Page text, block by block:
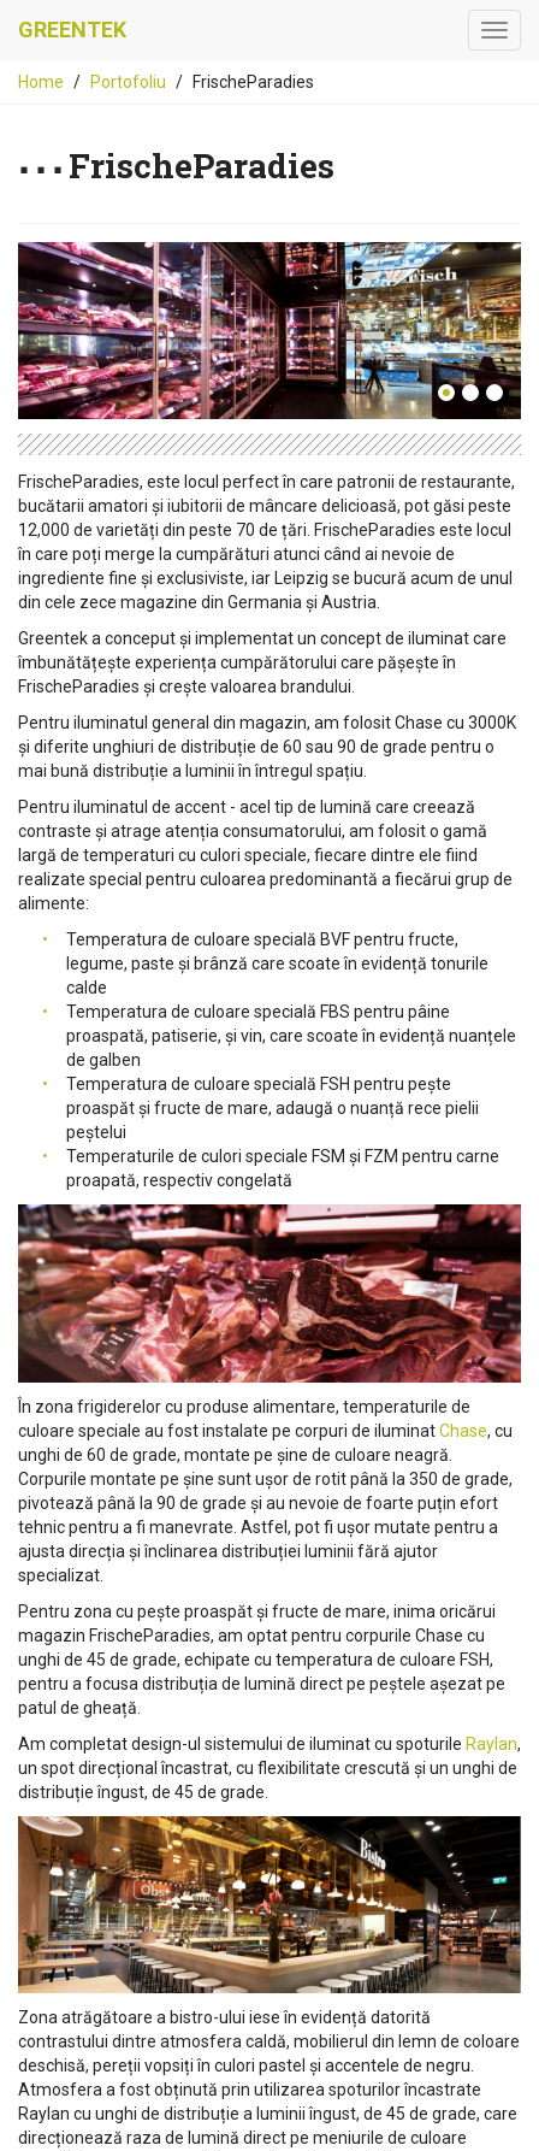
GREENTEK
Home Portofoliu FrischeParadies
FrischeParadies
FrischeParadies, este locul perfect în care patronii de restaurante,
bucătarii amatori și iubitorii de mâncare delicioasă, pot găsi peste
12,000 de varietăți din peste 70 de țări. FrischeParadies este locul
în care poți merge la cumpărături atunci când ai nevoie de
ingrediente fine și exclusiviste, iar Leipzig se bucură acum de unul
din cele zece magazine din Germania și Austria.
Greentek a conceput și implementat un concept de iluminat care
îmbunătățește experiența cumpărătorului care pășește în
FrischeParadies și crește valoarea brandului.
Pentru iluminatul general din magazin, am folosit Chase cu 3000K
și diferite unghiuri de distribuție de 60 sau 90 de grade pentru o
mai bună distribuție a luminii în întregul spațiu.
Pentru iluminatul de accent - acel tip de lumină care creează
contraste și atrage atenția consumatorului, am folosit o gamă
largă de temperaturi cu culori speciale, fiecare dintre ele fiind
realizate special pentru culoarea predominantă a fiecărui grup de
alimente:
Temperatura de culoare specială BVF pentru fructe,
legume, paste și brânză care scoate în evidență tonurile
calde
Temperatura de culoare specială FBS pentru pâine
proaspată, patiserie, și vin, care scoate în evidență nuanțele
de galben
Temperatura de culoare specială FSH pentru pește
proaspăt și fructe de mare, adaugă o nuanță rece pielii
peștelui
Temperaturile de culori speciale FSM și FZM pentru carne
proapată, respectiv congelată
În zona frigiderelor cu produse alimentare, temperaturile de
culoare speciale au fost instalate pe corpuri de iluminatChase, cu
unghi de 60 de grade, montate pe șine de culoare neagră.
Corpurile montate pe șine sunt ușor de rotit până la 350 de grade,
pivotează până la 90 de grade și au nevoie de foarte puțin efort
tehnic pentru a fi manevrate. Astfel, pot fi ușor mutate pentru a
ajusta direcția și înclinarea distribuției luminii fără ajutor
specializat.
Pentru zona cu pește proaspăt și fructe de mare, inima oricărui
magazin FrischeParadies, am optat pentru corpurile Chase cu
unghi de 45 de grade, echipate cu temperatura de culoare FSH,
pentru a focusa distribuția de lumină direct pe peștele așezat pe
patul de gheață.
Am completat design-ul sistemului de iluminat cu spoturile Raylan,
un spot direcțional încastrat, cu flexibilitate crescută și un unghi de
distribuție îngust, de 45 de grade.
Zona atrăgătoare a bistro-ului iese în evidență datorită
contrastului dintre atmosfera caldă, mobilierul din lemn de coloare
deschisă, pereții vopsiți în culori pastel și accentele de negru.
Atmosfera a fost obținută prin utilizarea spoturilor încastrate
Raylan cu unghi de distribuție a luminii îngust, de 45 de grade, care
direcționează raza de lumină direct pe meniurile de culoare